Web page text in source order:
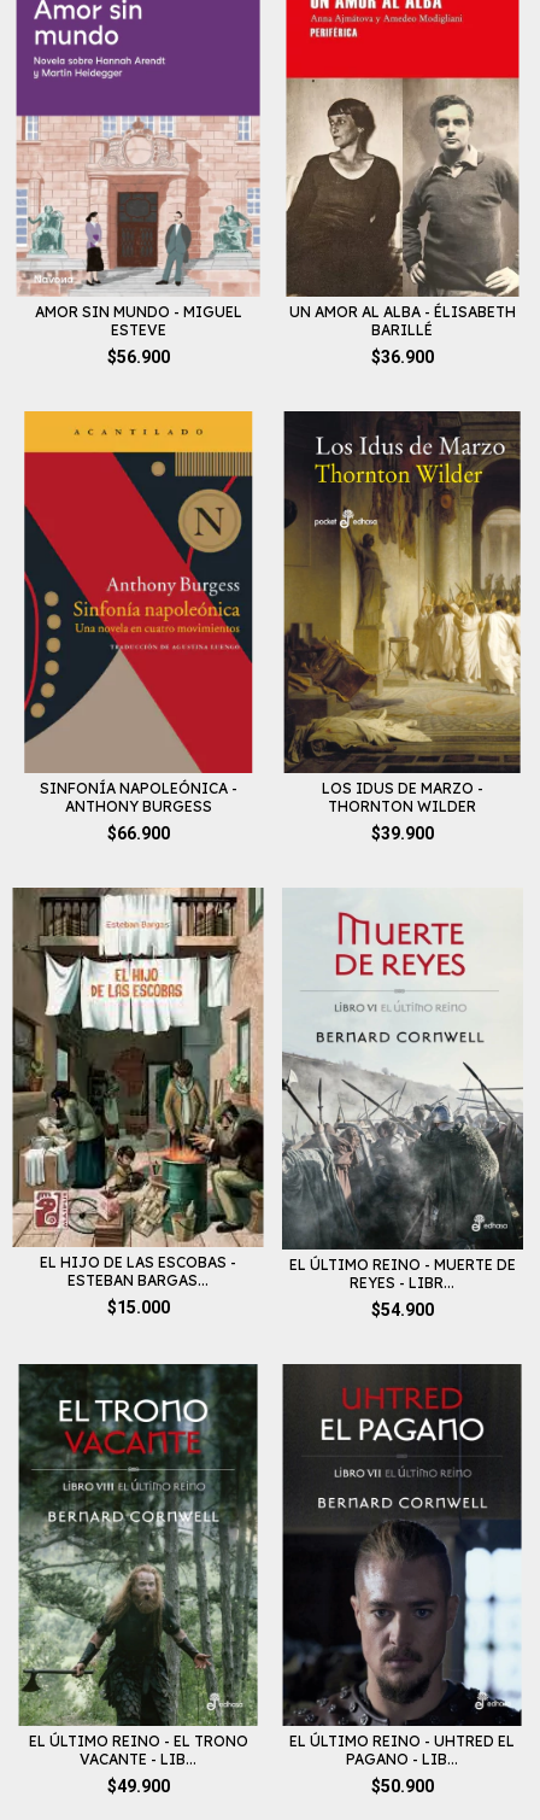
AMOR SIN MUNDO - MIGUEL
ESTEVE
$56.900
UN AMOR AL ALBA - ÉLISABETH
BARILLÉ
$36.900
SINFONÍA NAPOLEÓNICA -
ANTHONY BURGESS
$66.900
LOS IDUS DE MARZO -
THORNTON WILDER
$39.900
EL HIJO DE LAS ESCOBAS -
ESTEBAN BARGAS...
$15.000
EL ÚLTIMO REINO - MUERTE DE
REYES - LIBR...
$54.900
EL ÚLTIMO REINO - EL TRONO
VACANTE - LIB...
$49.900
EL ÚLTIMO REINO - UHTRED EL
PAGANO - LIB...
$50.900